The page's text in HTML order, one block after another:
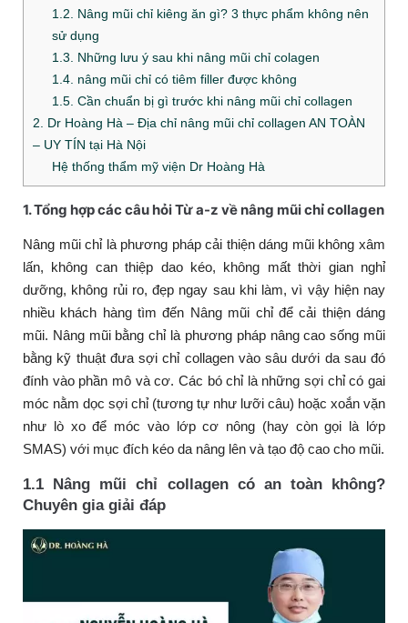
1.2. Nâng mũi chỉ kiêng ăn gì? 3 thực phẩm không nên
sử dụng
1.3. Những lưu ý sau khi nâng mũi chỉ colagen
1.4. nâng mũi chỉ có tiêm filler được không
1.5. Cần chuẩn bị gì trước khi nâng mũi chỉ collagen
2. Dr Hoàng Hà – Địa chỉ nâng mũi chỉ collagen AN TOÀN
– UY TÍN tại Hà Nội
Hệ thống thẩm mỹ viện Dr Hoàng Hà
1. Tổng hợp các câu hỏi Từ a-z về nâng mũi chỉ collagen
Nâng mũi chỉ là phương pháp cải thiện dáng mũi không xâm
lấn, không can thiệp dao kéo, không mất thời gian nghỉ
dưỡng, không rủi ro, đẹp ngay sau khi làm, vì vậy hiện nay
nhiều khách hàng tìm đến Nâng mũi chỉ để cải thiện dáng
mũi. Nâng mũi bằng chỉ là phương pháp nâng cao sống mũi
bằng kỹ thuật đưa sợi chỉ collagen vào sâu dưới da sau đó
đính vào phần mô và cơ. Các bó chỉ là những sợi chỉ có gai
móc nằm dọc sợi chỉ (tương tự như lưỡi câu) hoặc xoắn vặn
như lò xo để móc vào lớp cơ nông (hay còn gọi là lớp
SMAS) với mục đích kéo da nâng lên và tạo độ cao cho mũi.
1.1 Nâng mũi chỉ collagen có an toàn không?
Chuyên gia giải đáp